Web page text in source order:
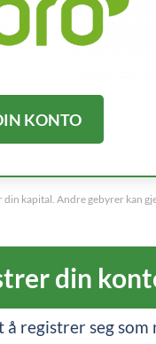
KONTO
din kapital. Andre gebyrer kan
din
å registrer seg